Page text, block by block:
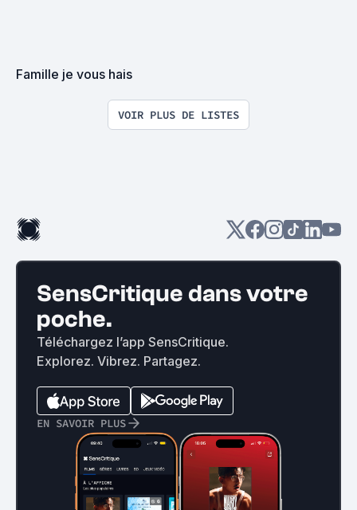
Famille je vous hais
VOIR PLUS DE LISTES
SensCritique dans votre
poche.
Téléchargez l’app SensCritique.
Explorez. Vibrez. Partagez.
EN SAVOIR PLUS